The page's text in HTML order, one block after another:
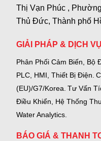
Thị Vạn Phúc ,
Thủ Đức, Thành phố
GIẢI PHÁP & DỊCH VỤ
Phân Phối Cảm Biến, Bộ
PLC, HMI, Thiết Bị Điện.
(EU)/G7/Korea. Tư Vấn
Điều Khiển, Hệ Thống
Water Analytics.
BÁO GIÁ & THANH